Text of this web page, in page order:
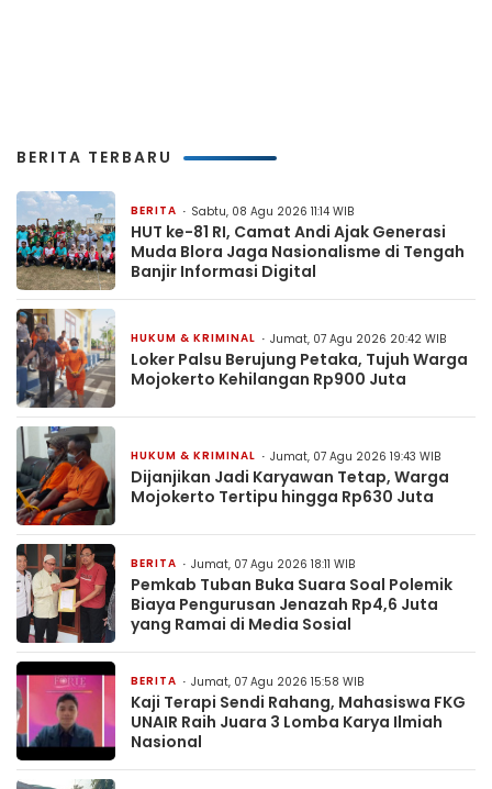
BERITA TERBARU
BERITA Sabtu, 08 Agu 2026 11:14 WIB
HUT ke-81 RI, Camat Andi Ajak Generasi
Muda Blora Jaga Nasionalisme di Tengah
Banjir Informasi Digital
HUKUM & KRIMINAL Jumat, 07 Agu 2026 20:42 WIB
Loker Palsu Berujung Petaka, Tujuh Warga
Mojokerto Kehilangan Rp900 Juta
HUKUM & KRIMINAL Jumat, 07 Agu 2026 19:43 WIB
Dijanjikan Jadi Karyawan Tetap, Warga
Mojokerto Tertipu hingga Rp630 Juta
BERITA Jumat, 07 Agu 2026 18:11 WIB
Pemkab Tuban Buka Suara Soal Polemik
Biaya Pengurusan Jenazah Rp4,6 Juta
yang Ramai di Media Sosial
BERITA Jumat, 07 Agu 2026 15:58 WIB
Kaji Terapi Sendi Rahang, Mahasiswa FKG
UNAIR Raih Juara 3 Lomba Karya Ilmiah
Nasional